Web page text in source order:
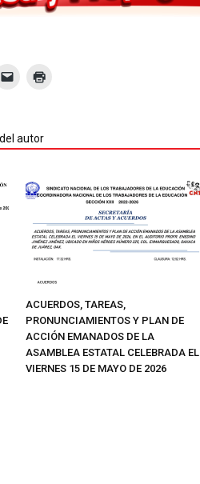
autor
ACUERDOS, TAREAS,
PRONUNCIAMIENTOS Y PLAN DE
ACCIÓN EMANADOS DE LA
ASAMBLEA ESTATAL CELEBRADA EL
VIERNES 15 DE MAYO DE 2026